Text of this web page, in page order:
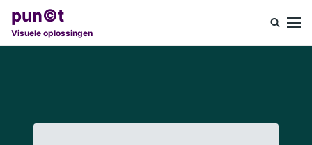
Ga
naar
Zoeken
naar:
pun©t
Visuele oplossingen